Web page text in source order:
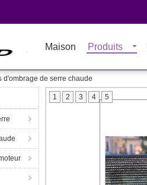
Maison Produits
d'ombrage de serre chaude
1 2 3 4 5